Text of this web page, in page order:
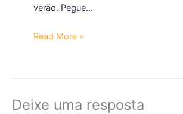
verão. Pegue…
Read More »
Deixe uma resposta